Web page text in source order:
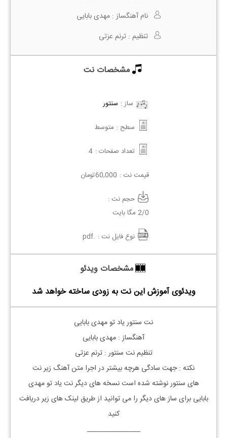
نام آهنگساز : مهدی بابایی
تنظیم : ترنم عزتی
مشخصات نت
ساز : سنتور
سطح : متوسط
تعداد صفحات : 4
قیمت نت : 60,000تومان
حجم نت :
2/0 مگا بایت
نوع فایل نت : .pdf
مشخصات ویدئو
ویدئوی آموزش این نت به زودی ساخته خواهد شد
نت سنتوریاد تو مهدی بابایی
آهنگساز : مهدی بابایی
تنظیم نت سنتور: ترنم عزتی
نکته : جهت سادگی هرچه بیشتر در اجرا متن آهنگ زیر نت
های سنتورنوشته شده است نسخه های دیگر نتیاد تومهدی
بابایی برای ساز های دیگر را می توانید از طریق لینک های زیر دریافت
کنید
_______________